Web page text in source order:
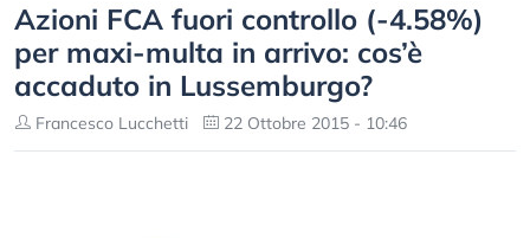
Azioni FCA fuori controllo (-4.58%)
per maxi-multa in arrivo: cos’è
accaduto in Lussemburgo?
Francesco Lucchetti 22 Ottobre 2015 - 10:46